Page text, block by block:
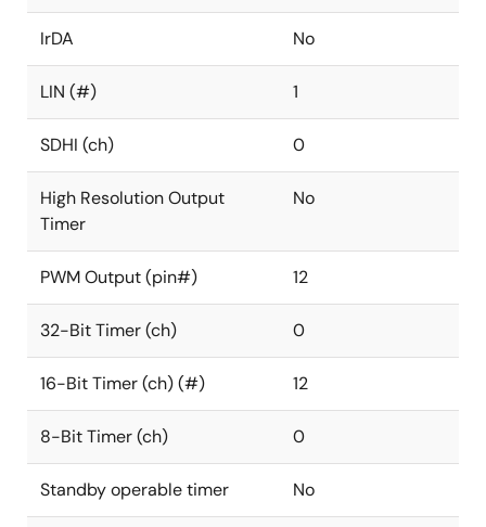
IrDA No
LIN (#) 1
SDHI (ch) 0
High Resolution Output
Timer
No
PWM Output (pin#) 12
32-Bit Timer (ch) 0
16-Bit Timer (ch) (#) 12
8-Bit Timer (ch) 0
Standby operable timer No